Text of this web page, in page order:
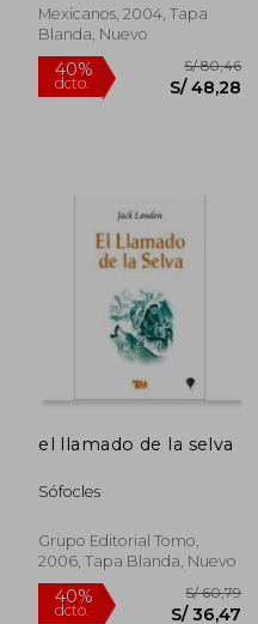
dcto.
Mexicanos, 2004, Tapa
Blanda, Nuevo
el llamado de la selva
Sófocles
Grupo Editorial Tomo,
2006, Tapa Blanda, Nuevo